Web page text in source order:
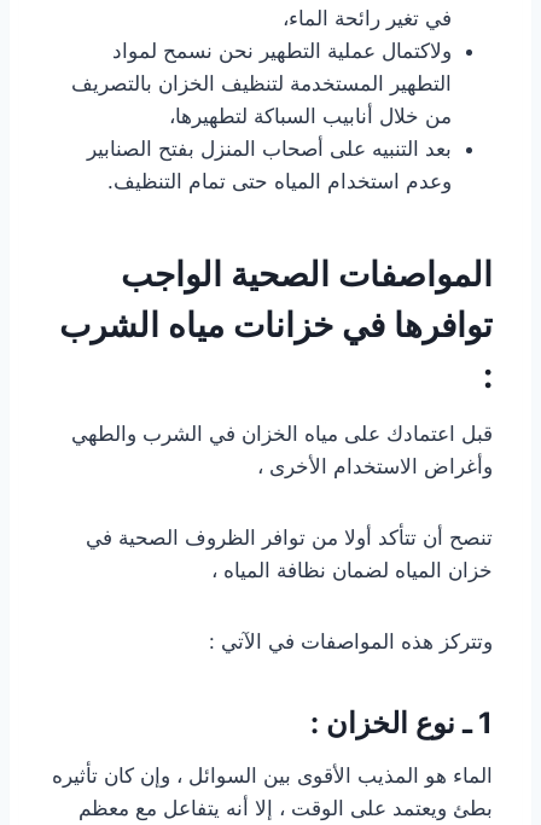
في تغير رائحة الماء،
ولاكتمال عملية التطهير نحن نسمح لمواد
التطهير المستخدمة لتنظيف الخزان بالتصريف
من خلال أنابيب السباكة لتطهيرها،
بعد التنبيه على أصحاب المنزل بفتح الصنابير
وعدم استخدام المياه حتى تمام التنظيف.
المواصفات الصحية الواجب
توافرها في خزانات مياه الشرب
:
قبل اعتمادك على مياه الخزان في الشرب والطهي
وأغراض الاستخدام الأخرى ،
تنصح أن تتأكد أولا من توافر الظروف الصحية في
خزان المياه لضمان نظافة المياه ،
وتتركز هذه المواصفات في الآتي :
1 ـ نوع الخزان :
الماء هو المذيب الأقوى بين السوائل ، وإن كان تأثيره
بطئ ويعتمد على الوقت ، إلا أنه يتفاعل مع معظم